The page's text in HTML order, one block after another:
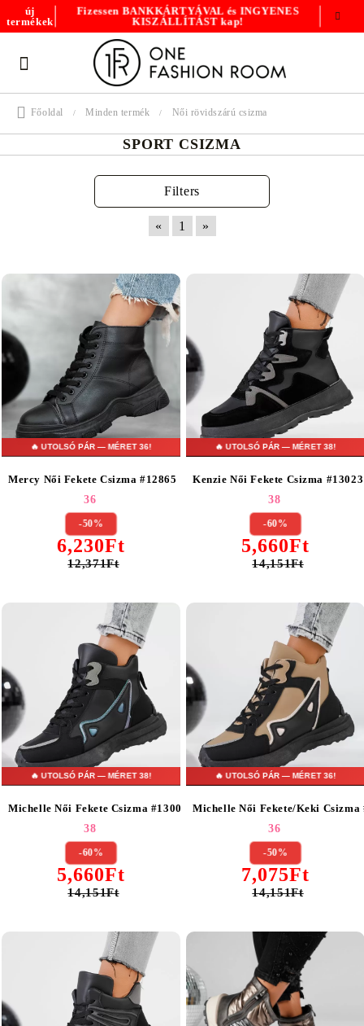
új
termékek
Fizessen BANKKÁRTYÁVAL és INGYENES
KISZÁLLÍTÁST kap!
Főoldal Minden termék Női rövidszárú csizma
SPORT CSIZMA
Filters
« 1 »
🔥 UTOLSÓ PÁR — MÉRET 36!
Mercy Női Fekete Csizma #12865
36
-50%
6,230Ft
12,371Ft
🔥 UTOLSÓ PÁR — MÉRET 38!
Kenzie Női Fekete Csizma #13023
38
-60%
5,660Ft
14,151Ft
🔥 UTOLSÓ PÁR — MÉRET 38!
Michelle Női Fekete Csizma #13009
38
-60%
5,660Ft
14,151Ft
🔥 UTOLSÓ PÁR — MÉRET 36!
Michelle Női Fekete/Keki Csizma
36
-50%
7,075Ft
14,151Ft